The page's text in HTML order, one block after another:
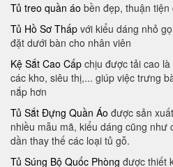
Tủ treo quần áo bền đẹp, thuận
Tủ Hồ Sơ Thấp với kiểu dáng nhỏ
đặt dưới bàn cho nhân viên
Kệ Sắt Cao Cấp chịu được tải cao
các kho, siêu thị,... giúp việc trưng
nắp hơn
Tủ Sắt Đựng Quần Áo được sản
nhiều mẫu mã​, kiểu dáng cũng như
dần thay thế các loại tủ gỗ.
Tủ Súng Bộ Quốc Phòng được thiết